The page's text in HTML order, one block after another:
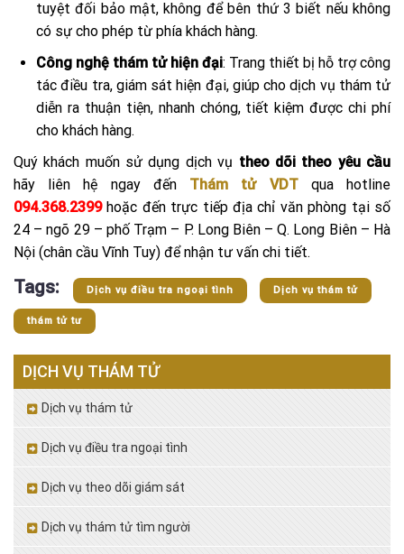
tuyệt đối bảo mật, không để bên thứ 3 biết nếu không
có sự cho phép từ phía khách hàng.
Công nghệ thám tử hiện đại: Trang thiết bị hỗ trợ công
tác điều tra, giám sát hiện đại, giúp cho dịch vụ thám tử
diễn ra thuận tiện, nhanh chóng, tiết kiệm được chi phí
cho khách hàng.
Quý khách muốn sử dụng dịch vụ theo dõi theo yêu cầu
hãy liên hệ ngay đến Thám tử VDTqua hotline
094.368.2399hoặc đến trực tiếp địa chỉ văn phòng tại số
24 – ngõ 29 – phố Trạm – P. Long Biên – Q. Long Biên – Hà
Nội (chân cầu Vĩnh Tuy) để nhận tư vấn chi tiết.
Tags: Dịch vụ điều tra ngoại tình Dịch vụ thám tử
thám tử tư
DỊCH VỤ THÁM TỬ
Dịch vụ thám tử
Dịch vụ điều tra ngoại tình
Dịch vụ theo dõi giám sát
Dịch vụ thám tử tìm người